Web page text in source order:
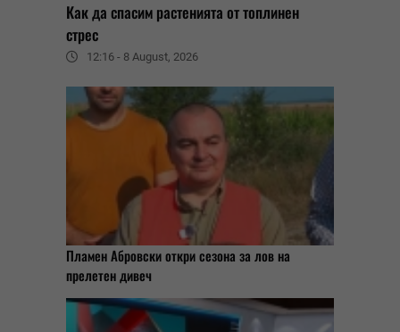
Как да спасим растенията от топлинен
стрес
12:16 - 8 August, 2026
Пламен Абровски откри сезона за лов на
прелетен дивеч